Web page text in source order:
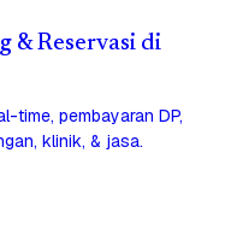
& Reservasi di
time, pembayaran DP,
klinik, & jasa.